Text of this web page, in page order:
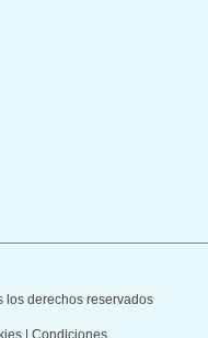
los derechos reservados